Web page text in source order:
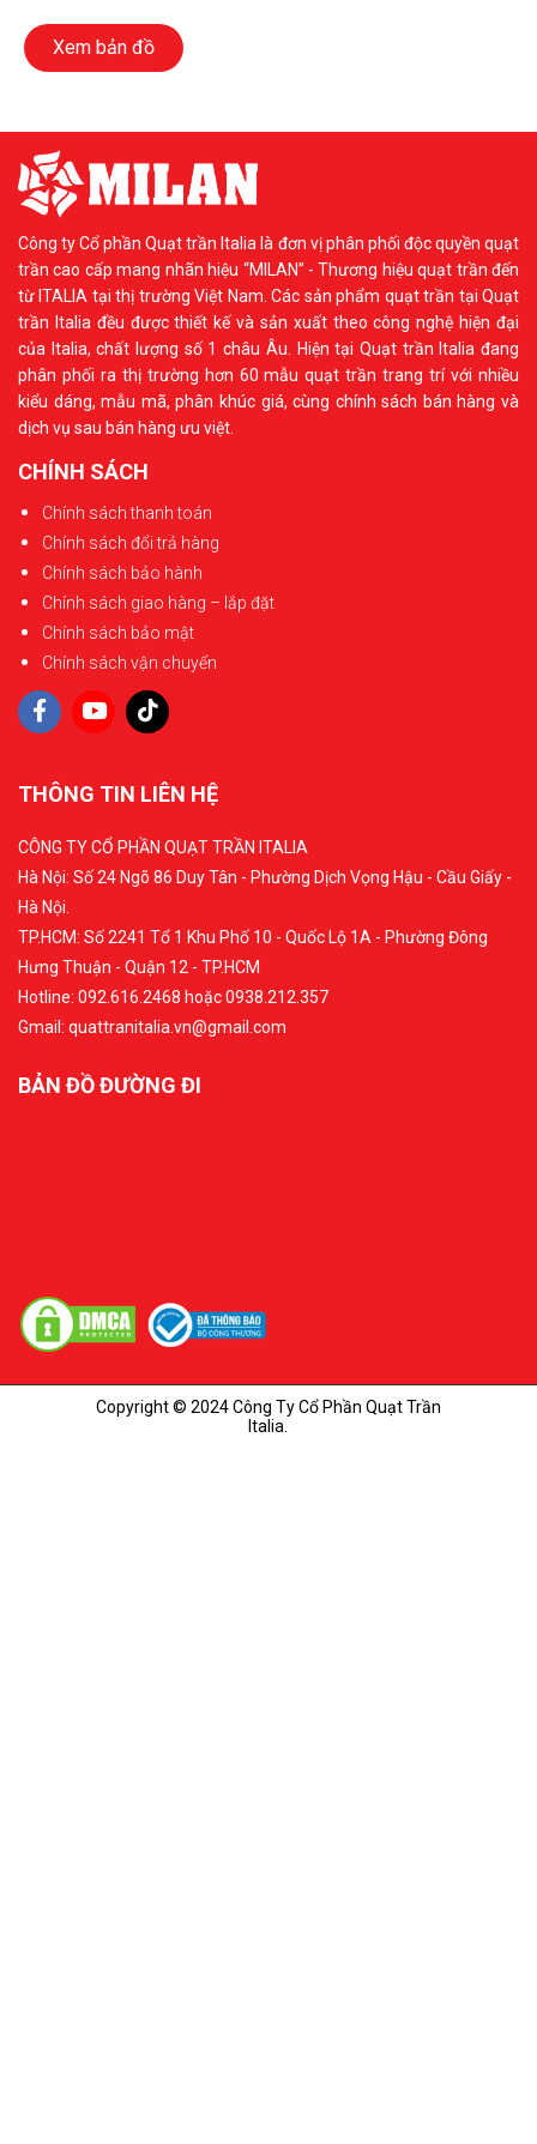
Xem bản đồ
Công ty Cổ phần Quạt trần Italia là đơn vị phân phối độc quyền quạt
trần cao cấp mang nhãn hiệu “MILAN” - Thương hiệu quạt trần đến
từ ITALIA tại thị trường Việt Nam. Các sản phẩm quạt trần tại Quạt
trần Italia đều được thiết kế và sản xuất theo công nghệ hiện đại
của Italia, chất lượng số 1 châu Âu. Hiện tại Quạt trần Italia đang
phân phối ra thị trường hơn 60 mẫu quạt trần trang trí với nhiều
kiểu dáng, mẫu mã, phân khúc giá, cùng chính sách bán hàng và
dịch vụ sau bán hàng ưu việt.
CHÍNH SÁCH
Chính sách thanh toán
Chính sách đổi trả hàng
Chính sách bảo hành
Chính sách giao hàng – lắp đặt
Chính sách bảo mật
Chính sách vận chuyển
THÔNG TIN LIÊN HỆ
CÔNG TY CỔ PHẦN QUẠT TRẦN ITALIA
Hà Nội: Số 24 Ngõ 86 Duy Tân - Phường Dịch Vọng Hậu - Cầu Giấy -
Hà Nội.
TP.HCM: Số 2241 Tổ 1 Khu Phố 10 - Quốc Lộ 1A - Phường Đông
Hưng Thuận - Quận 12 - TP.HCM
Hotline: 092.616.2468 hoặc 0938.212.357
Gmail: quattranitalia.vn@gmail.com
BẢN ĐỒ ĐƯỜNG ĐI
Copyright © 2024 Công Ty Cổ Phần Quạt Trần
Italia.